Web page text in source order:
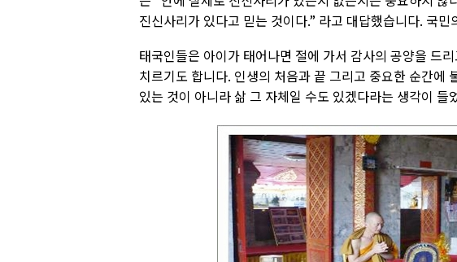
진신사리가 있다고 믿는 것이다.” 라고 대답했습니다. 국
태국인들은 아이가 태어나면 절에 가서 감사의 공양을 드
치르기도 합니다. 인생의 처음과 끝 그리고 중요한 순간에
있는 것이 아니라 삶 그 자체일 수도 있겠다라는 생각이 들